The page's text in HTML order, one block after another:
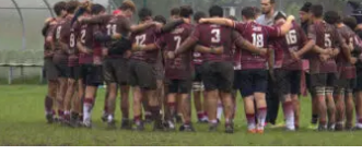
Valorugby Emilia vs Lyons
Piacenza del 27/10/2024